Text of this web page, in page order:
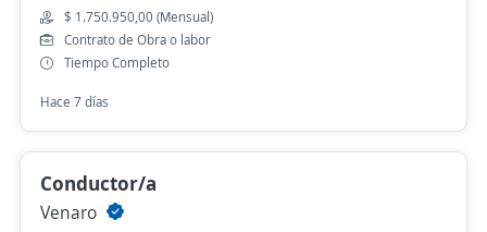
$ 1.750.950,00 (Mensual)
Contrato de Obra o labor
Tiempo Completo
Hace 7 días
Conductor/a
Venaro